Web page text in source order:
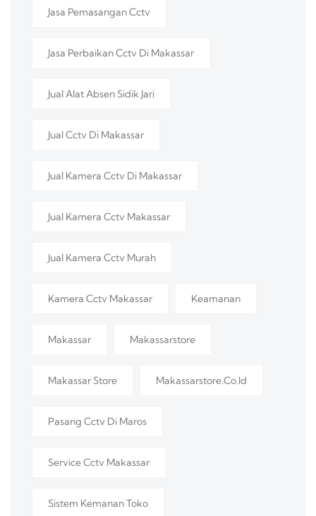
Jasa Pemasangan Cctv
Jasa Perbaikan Cctv Di Makassar
Jual Alat Absen Sidik Jari
Jual Cctv Di Makassar
Jual Kamera Cctv Di Makassar
Jual Kamera Cctv Makassar
Jual Kamera Cctv Murah
Kamera Cctv Makassar Keamanan
Makassar Makassarstore
Makassar Store Makassarstore.co.id
Pasang Cctv Di Maros
Service Cctv Makassar
Sistem Kemanan Toko